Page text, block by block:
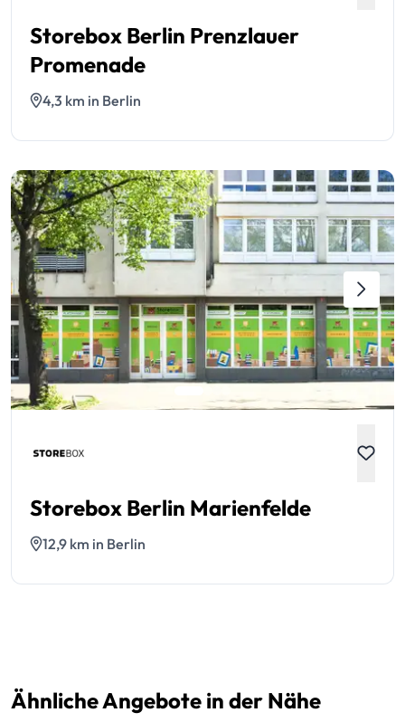
Storebox Berlin Prenzlauer
Promenade
4,3 km in Berlin
Storebox Berlin Marienfelde
12,9 km in Berlin
Ähnliche Angebote in der Nähe